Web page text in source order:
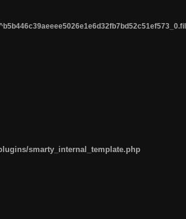
smarty_internal_template.php